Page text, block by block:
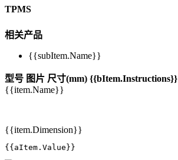
TPMS
相关产品
{{subItem.Name}}
型号 图片 尺寸(mm) {{bItem.Instructions}}
{{item.Name}}
{{item.Dimension}}
{{aItem.Value}}